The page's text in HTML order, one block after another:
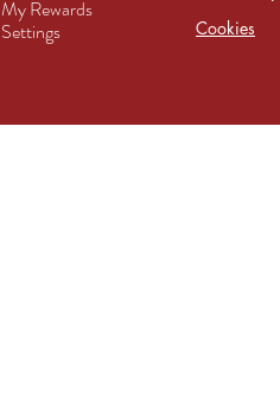
My Rewards
Settings
Cookies